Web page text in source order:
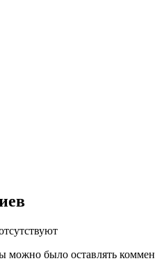
можно было оставлять